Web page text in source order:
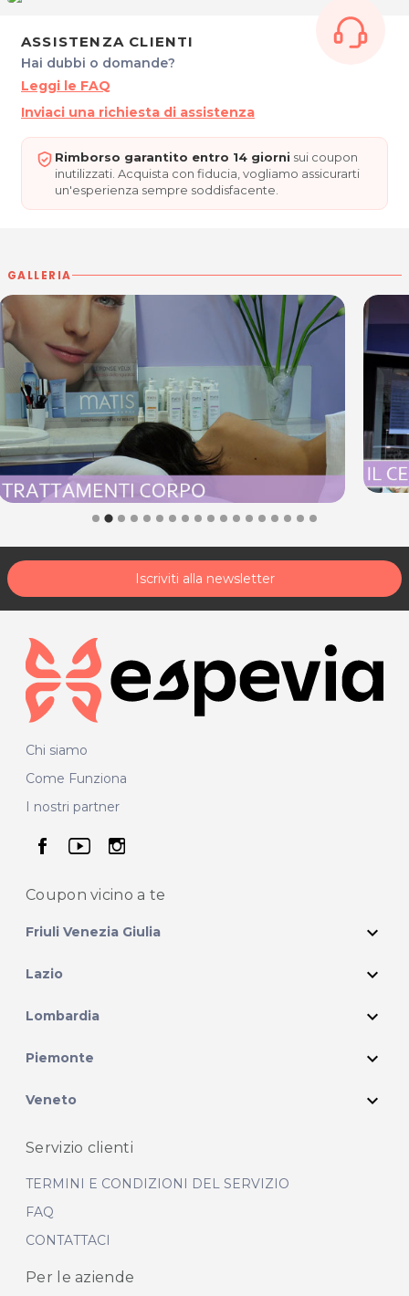
Via Cividale 30, 33100 Udine
Tel. 0432 501084 - Fax 0432 513705
acquisto scrivi a posta@espevia.it
ASSISTENZA CLIENTI
Hai dubbi o domande?
Leggi le FAQ
Inviaci una richiesta di assistenza
Rimborso garantito entro 14 giorni sui coupon
inutilizzati. Acquista con fiducia, vogliamo assicurarti
un'esperienza sempre soddisfacente.
GALLERIA
Iscriviti alla newsletter
Chi siamo
Come Funziona
I nostri partner
seguici su facebook
seguici su youtube
seguici su instagram
Coupon vicino a te
Friuli Venezia Giulia expand_more
Lazio expand_more
Lombardia expand_more
Piemonte expand_more
Veneto expand_more
Servizio clienti
TERMINI E CONDIZIONI DEL SERVIZIO
FAQ
CONTATTACI
Per le aziende